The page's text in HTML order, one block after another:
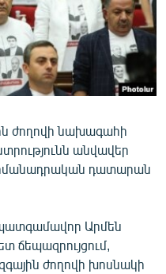
ժողովի նախագահի
անվավեր
դատարան
Արմեն
ճեպազրույցում,
ժողովի խոսնակի